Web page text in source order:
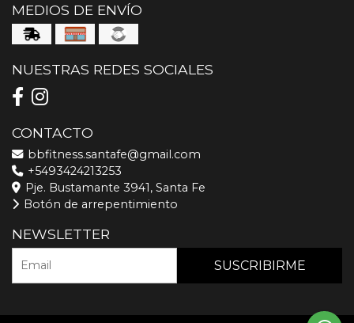
MEDIOS DE ENVÍO
NUESTRAS REDES SOCIALES
CONTACTO
bbfitness.santafe@gmail.com
+5493424213253
Pje. Bustamante 3941, Santa Fe
Botón de arrepentimiento
NEWSLETTER
SUSCRIBIRME